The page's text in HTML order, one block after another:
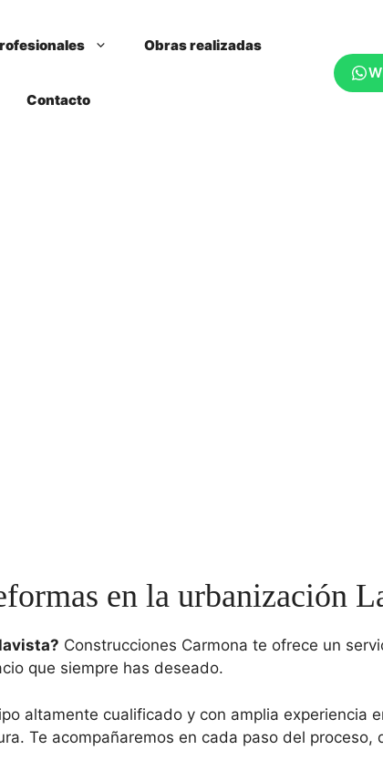
Obras realizadas
Contacto
en la urbanización
Construcciones Carmona te ofrece un
que siempre has deseado.
altamente cualificado y con amplia experiencia
Te acompañaremos en cada paso del